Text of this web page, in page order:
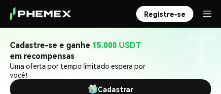
Registre-se
Cadastre-se e ganhe 15.000 USDT
em recompensas
Uma oferta por tempo limitado espera por
você!
Cadastrar